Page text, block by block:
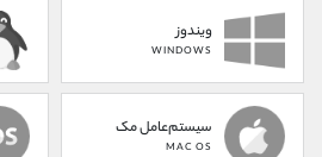
ویندوز
WINDOWS
سیستم‌عامل مک
MAC OS